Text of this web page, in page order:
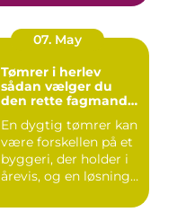
07. May
Tømrer i herlev
sådan vælger du
den rette fagmand
En dygtig tømrer kan
være forskellen på et
byggeri, der holder i
årevis, og en løsning,